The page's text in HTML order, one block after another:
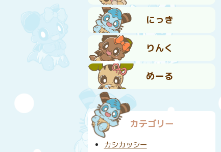
にっき
りんく
めーる
カテゴリー
カシカッシー